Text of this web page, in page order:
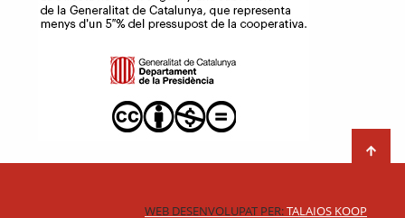
WEB DESENVOLUPAT PER:TALAIOS KOOP